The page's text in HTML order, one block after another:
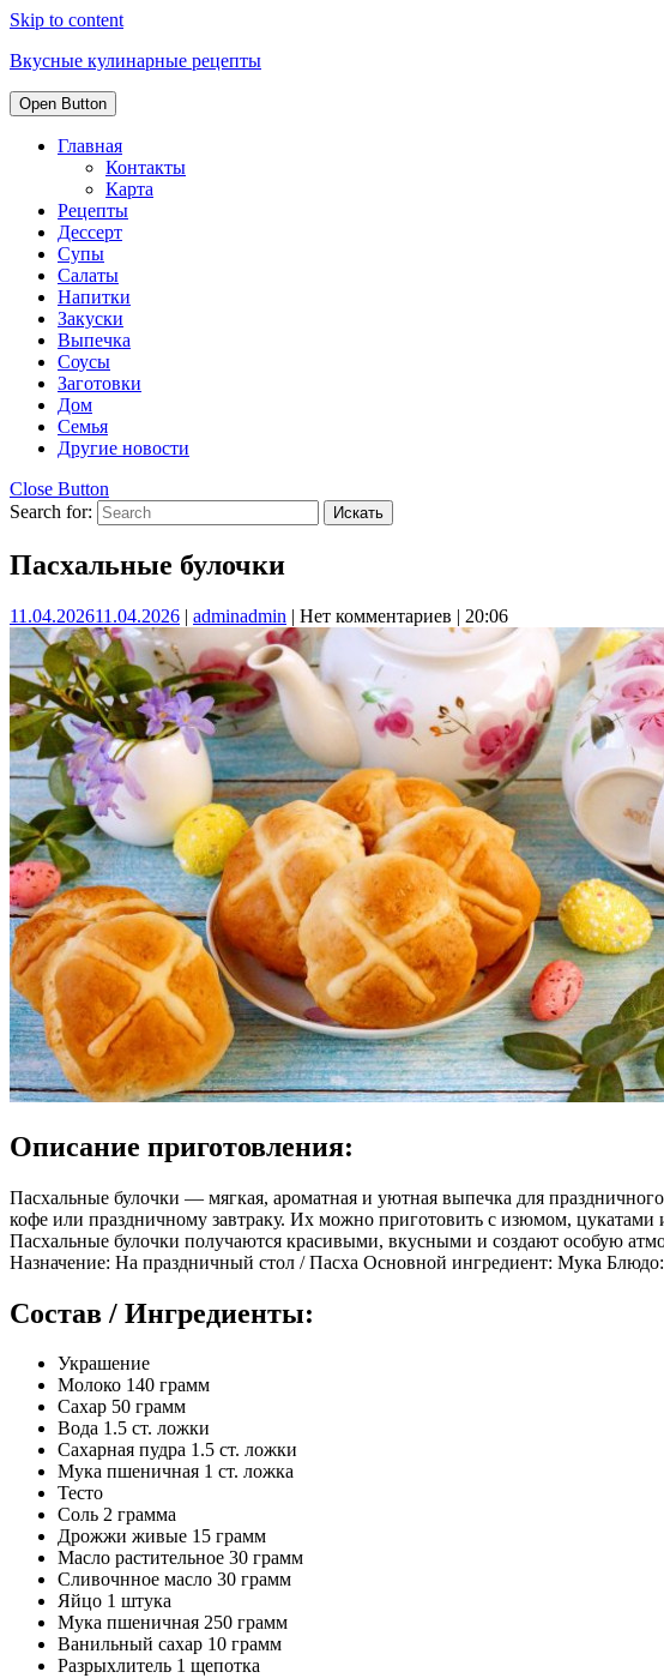
Skip to content
Вкусные кулинарные рецепты
Open Button
Главная
Контакты
Карта
Рецепты
Дессерт
Супы
Салаты
Напитки
Закуски
Выпечка
Соусы
Заготовки
Дом
Семья
Другие новости
Close Button
Search for:
Пасхальные булочки
11.04.202611.04.2026 | adminadmin | Нет комментариев | 20:06
Описание приготовления:
Пасхальные булочки — мягкая, ароматная и уютная выпечка для
кофе или праздничному завтраку. Их можно приготовить с изюмом, цукатами
Пасхальные булочки получаются красивыми, вкусными и создают особую
Назначение: На праздничный стол / Пасха Основной ингредиент: Мука
Состав / Ингредиенты:
Украшение
Молоко 140 грамм
Сахар 50 грамм
Вода 1.5 ст. ложки
Сахарная пудра 1.5 ст. ложки
Мука пшеничная 1 ст. ложка
Тесто
Соль 2 грамма
Дрожжи живые 15 грамм
Масло растительное 30 грамм
Сливочнное масло 30 грамм
Яйцо 1 штука
Мука пшеничная 250 грамм
Ванильный сахар 10 грамм
Разрыхлитель 1 щепотка